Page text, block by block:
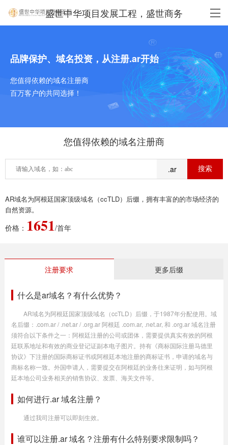
盛世中华项目发展工程，盛世商务
品牌保护、域名投资，从注册.ar开始
您值得依赖的域名注册商
百万客户的共同选择！
您值得依赖的域名注册商
.ar
AR域名为阿根廷国家顶级域名（ccTLD）后缀，拥有丰富的的市场经济的
自然资源。
价格： 1651/首年
注册要求 更多后缀
什么是ar域名？有什么优势？
AR域名为阿根廷国家顶级域名（ccTLD）后缀，于1987年分配使用。域
名后缀：.com.ar / .net.ar / .org.ar 阿根廷 .com.ar, .net.ar, 和 .org.ar 域名注册
须符合以下条件之一：阿根廷注册的公司或团体，需要提供真实有效的阿根
廷联系地址和有效的商业登记证副本电子图片。持有《商标国际注册马德里
协议》下注册的国际商标证书或阿根廷本地注册的商标证书，申请的域名与
商标名称一致。外国申请人，需要提交在阿根廷的业务往来证明，如与阿根
廷本地公司业务相关的销售协议、发票、海关文件等。
如何进行.ar 域名注册？
通过我司注册可以即刻生效。
谁可以注册.ar 域名？注册有什么特别要求限制吗？